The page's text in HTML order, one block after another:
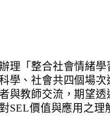
理「整合社會情緒學
學、社會共四個場次
與教師交流，期望透
SEL價值與應用之理